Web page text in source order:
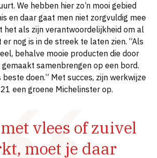
We hebben hier zo’n mooi gebied
en daar gaat men niet zorgvuldig mee
het als zijn verantwoordelijkheid om al
nog is in de streek te laten zien. “Als
behalve mooie producten die door
samenbrengen op een bord.
doen.” Met succes, zijn werkwijze
een groene Michelinster op.
vlees of zuivel
moet je daar